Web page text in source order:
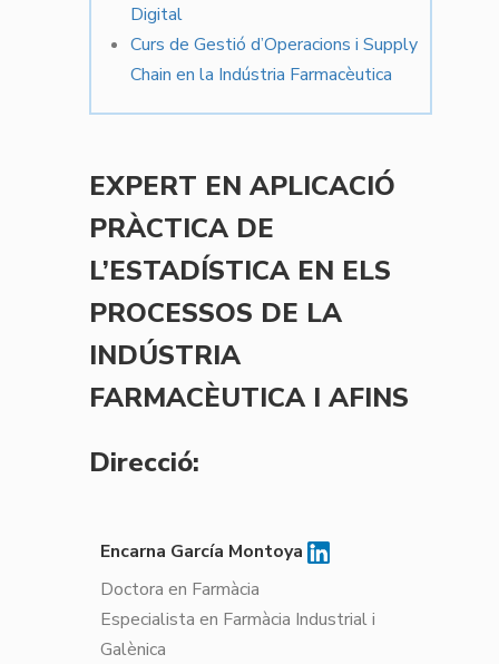
Digital
Curs de Gestió d’Operacions i Supply
Chain en la Indústria Farmacèutica
EXPERT EN APLICACIÓ
PRÀCTICA DE
L’ESTADÍSTICA EN ELS
PROCESSOS DE LA
INDÚSTRIA
FARMACÈUTICA I AFINS
Direcció:
Encarna García Montoya
Doctora en Farmàcia
Especialista en Farmàcia Industrial i
Galènica